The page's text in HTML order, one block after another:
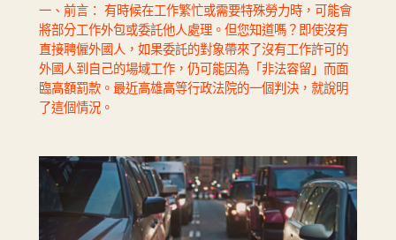
一、前言： 有時候在工作繁忙或需要特殊勞力時，可能會
將部分工作外包或委託他人處理。但您知道嗎？即使沒有
直接聘僱外國人，如果委託的對象帶來了沒有工作許可的
外國人到自己的場域工作，仍可能因為「非法容留」而面
臨高額罰款。最近高雄高等行政法院的一個判決，就說明
了這個情況。